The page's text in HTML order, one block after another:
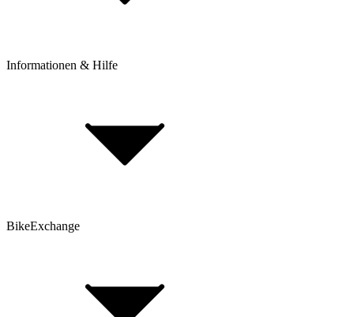
Rahmenhöhe bestimmen
Top 80 E-Bike Marken
Informationen & Hilfe
AGB
Cookie-Einstellungen
BikeExchange